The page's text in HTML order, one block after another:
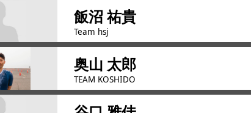
飯沼 祐貴
Team hsj
奥山 太郎
TEAM KOSHIDO